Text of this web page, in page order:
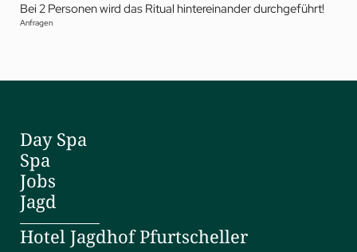
Bei 2 Personen wird das Ritual hintereinander durchgeführt!
Anfragen
Day Spa
Spa
Jobs
Jagd
Hotel Jagdhof Pfurtscheller